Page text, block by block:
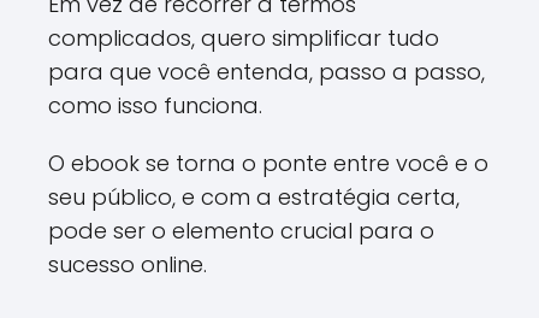
complicados, quero simplificar tudo
para que você entenda, passo a passo,
como isso funciona.
O ebook se torna o ponte entre você e o
seu público, e com a estratégia certa,
pode ser o elemento crucial para o
sucesso online.